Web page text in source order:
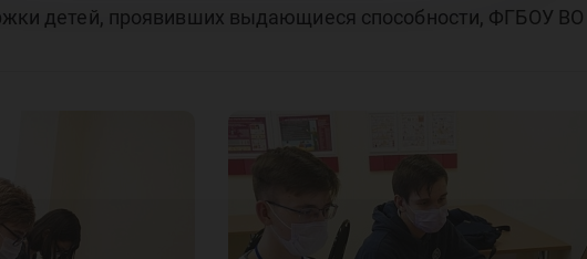
детей, проявивших выдающиеся способности, ФГБОУ